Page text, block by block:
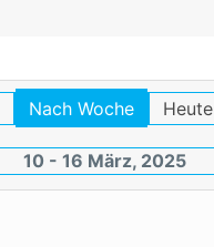
Nach Woche Heute
10 - 16 März, 2025